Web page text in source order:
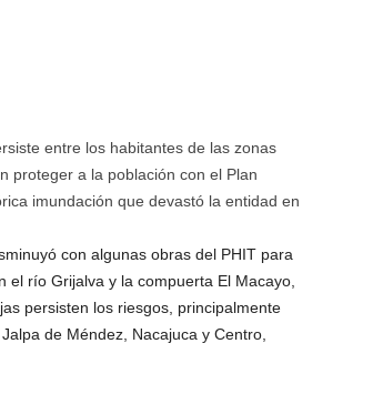
entre los habitantes de las zonas
proteger a la población con el Plan
imundación que devastó la entidad en
con algunas obras del PHIT para
río Grijalva y la compuerta El Macayo,
persisten los riesgos, principalmente
de Méndez, Nacajuca y Centro,